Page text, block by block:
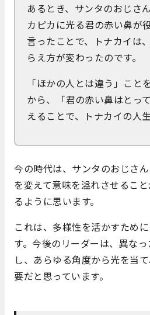
あるとき、サンタのおじさ
カピカに光る君の赤い鼻が
言ったことで、トナカイは
らえ方が変わったのです。
「ほかの人とは違う」こと
から、「君の赤い鼻はとっ
えることで、トナカイの人
今の時代は、サンタのおじさ
を変えて意味を溢れさせるこ
るように思います。
これは、多様性を活かすため
す。今後のリーダーは、異な
し、あらゆる角度から光を当
要だと思っています。